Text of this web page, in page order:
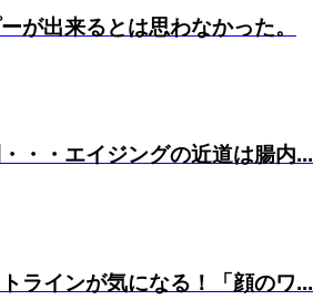
が出来るとは思わなかった。
・・エイジングの近道は腸内...
ラインが気になる！「顔のワ...